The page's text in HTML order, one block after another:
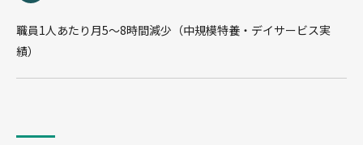
職員1人あたり月5〜8時間減少（中規模特養・デイサービス実
績）